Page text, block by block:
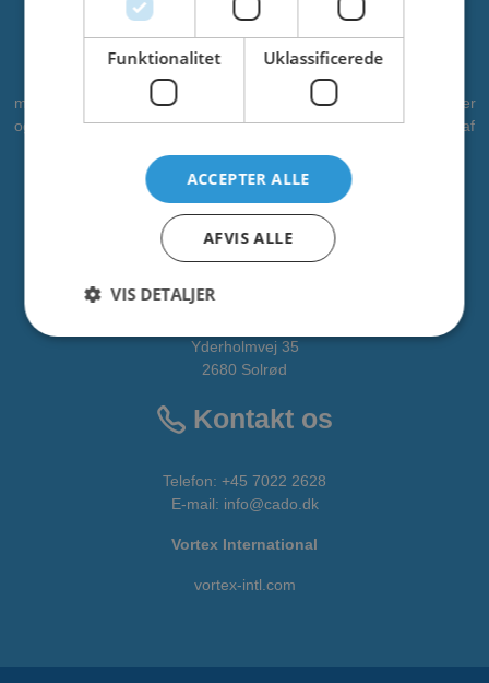
Om os
CADO er en professionel leverandør af vandleg, legepladser og
meget mere. Vi har leveret vandleg til kommuner, zoologiske haver
og campingpladser. Vi ønsker at bidrage som partner i alle faser af
vandlegeplads.
Alle fakta om CADO er tilgængelige
Adresse
Yderholmvej 35
2680 Solrød
Kontakt os
Telefon: +45 7022 2628
E-mail: info@cado.dk
Vortex International
vortex-intl.com
Funktionalitet Uklassificerede
ACCEPTER ALLE
AFVIS ALLE
VIS DETALJER